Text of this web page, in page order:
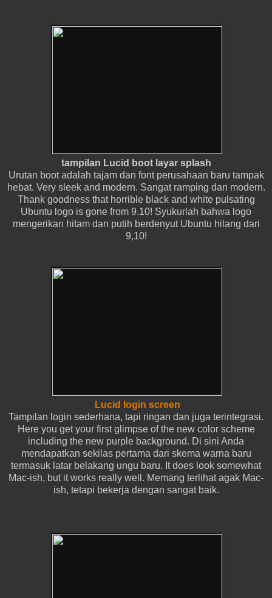
tampilan Lucid boot layar splash
Urutan boot adalah tajam dan font perusahaan baru tampak
hebat. Very sleek and modern. Sangat ramping dan modern.
Thank goodness that horrible black and white pulsating
Ubuntu logo is gone from 9.10! Syukurlah bahwa logo
mengerikan hitam dan putih berdenyut Ubuntu hilang dari
9,10!
Lucid login screen
Tampilan login sederhana, tapi ringan dan juga terintegrasi.
Here you get your first glimpse of the new color scheme
including the new purple background. Di sini Anda
mendapatkan sekilas pertama dari skema warna baru
termasuk latar belakang ungu baru. It does look somewhat
Mac-ish, but it works really well. Memang terlihat agak Mac-
ish, tetapi bekerja dengan sangat baik.